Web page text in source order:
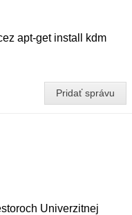
apt-get install kdm
Pridať správu
Univerzitnej